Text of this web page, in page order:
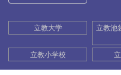
立教大学
立教池
立教小学校